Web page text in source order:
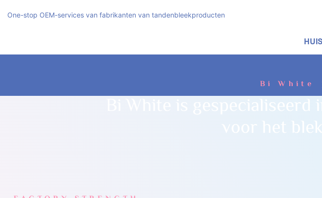
One-stop OEM-services van fabrikanten van tandenbleekproducten
HUIS
Bi White
Bi White is
voor het